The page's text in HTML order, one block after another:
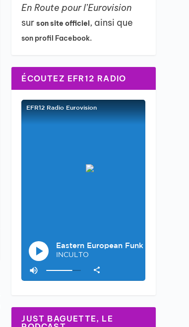
En Route pour l’Eurovision
surson site officiel, ainsi que
son profil Facebook.
ÉCOUTEZ EFR12 RADIO
JUST BAGUETTE, LE